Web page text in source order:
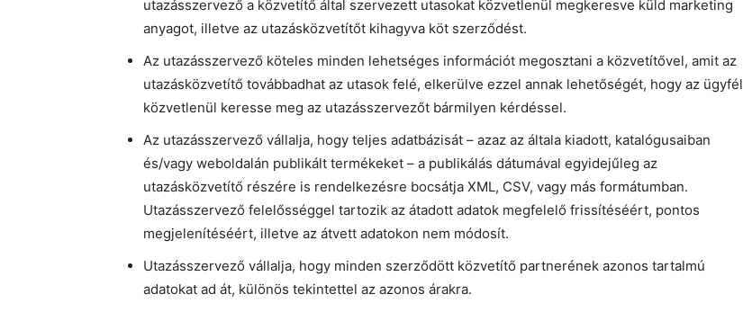
utazásszervező a közvetítő által szervezett utasokat közvetlenül megkeresve küld marketing
anyagot, illetve az utazásközvetítőt kihagyva köt szerződést.
Az utazásszervező köteles minden lehetséges információt megosztani a közvetítővel, amit az
utazásközvetítő továbbadhat az utasok felé, elkerülve ezzel annak lehetőségét, hogy az ügyfél
közvetlenül keresse meg az utazásszervezőt bármilyen kérdéssel.
Az utazásszervező vállalja, hogy teljes adatbázisát – azaz az általa kiadott, katalógusaiban
és/vagy weboldalán publikált termékeket – a publikálás dátumával egyidejűleg az
utazásközvetítő részére is rendelkezésre bocsátja XML, CSV, vagy más formátumban.
Utazásszervező felelősséggel tartozik az átadott adatok megfelelő frissítéséért, pontos
megjelenítéséért, illetve az átvett adatokon nem módosít.
Utazásszervező vállalja, hogy minden szerződött közvetítő partnerének azonos tartalmú
adatokat ad át, különös tekintettel az azonos árakra.